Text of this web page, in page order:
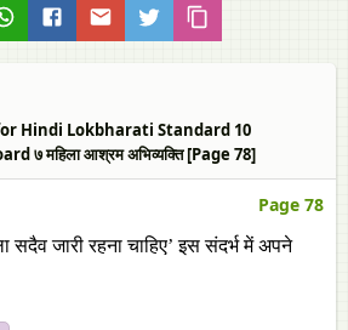
Hindi Lokbharati Standard 10
७ महिला आश्रम अभिव्यक्ति [Page 78]
Page 78
सदैव जारी रहना चाहिए’ इस संदर्भ में अपने